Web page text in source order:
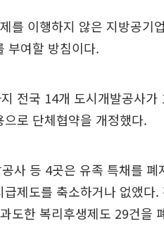
를 이행하지 않은 지방공기
부여할 방침이다.
전국 14개 도시개발공사
으로 단체협약을 개정했다.
사 등 4곳은 유족 특채를
급제도를 축소하거나 없앴
도한 복리후생제도 29건을